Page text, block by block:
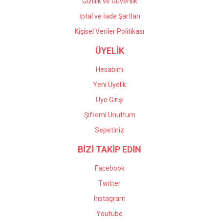
İptal ve İade Şartları
Kişisel Veriler Politikası
ÜYELİK
Hesabım
Yeni Üyelik
Üye Girişi
Şifremi Unuttum
Sepetiniz
BİZİ TAKİP EDİN
Facebook
Twitter
Instagram
Youtube